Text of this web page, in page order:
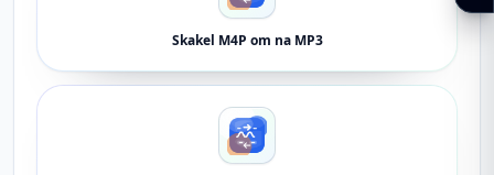
Skakel M4P om na MP3